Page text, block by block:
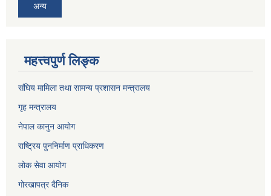
अन्य
महत्त्वपुर्ण लिङ्क
संघिय मामिला तथा सामन्य प्रशासन मन्त्रालय
गृह मन्त्रालय
नेपाल कानुन आयोग
राष्ट्रिय पुननिर्माण प्राधिकरण
लोक सेवा आयोग
गोरखापत्र दैनिक